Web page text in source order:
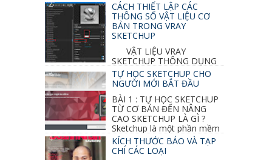
CÁCH THIẾT LẬP CÁC
THÔNG SỐ VẬT LIỆU CƠ
BẢN TRONG VRAY
SKETCHUP
VẬT LIỆU VRAY
SKETCHUP THÔNG DỤNG
NHẤT 1. VẬT LIỆU VRAY INOX BÓNG: ●
Diffuse : đen ● Reflection color ...
TỰ HỌC SKETCHUP CHO
NGƯỜI MỚI BẮT ĐẦU
BÀI 1 : TỰ HỌC SKETCHUP
TỪ CƠ BẢN ĐẾN NÂNG
CAO SKETCHUP LÀ GÌ ?
Sketchup là một phần mềm
vẽ 3d của Google, nó khá dễ sữ...
KÍCH THƯỚC BÁO VÀ TẠP
CHÍ CÁC LOẠI